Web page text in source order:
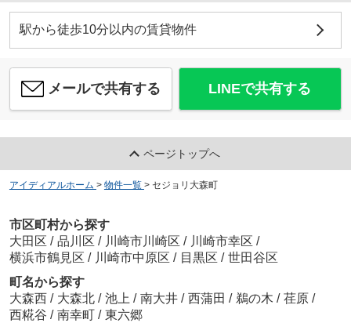
駅から徒歩10分以内の賃貸物件
メールで共有する LINEで共有する
ページトップへ
アイディアルホーム > 物件一覧 > セジョリ大森町
市区町村から探す
大田区 / 品川区 / 川崎市川崎区 / 川崎市幸区 /
横浜市鶴見区 / 川崎市中原区 / 目黒区 / 世田谷区
町名から探す
大森西 / 大森北 / 池上 / 南大井 / 西蒲田 / 鵜の木 / 荏原 /
西糀谷 / 南幸町 / 東六郷